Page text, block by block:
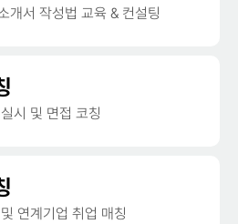
개서 작성법 교육 & 컨설팅
시 및 면접 코칭
연계기업 취업 매칭